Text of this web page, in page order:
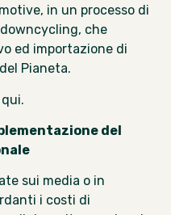
in un processo di
che
ed importazione di
Pianeta.
del
sui media o in
i costi di